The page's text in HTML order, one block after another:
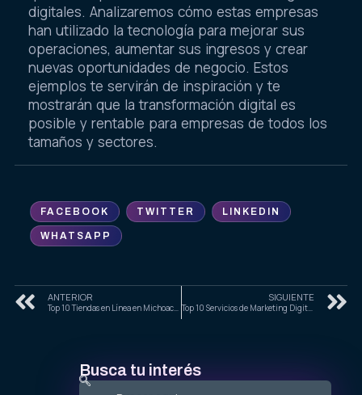
digitales. Analizaremos cómo estas empresas
han utilizado la tecnología para mejorar sus
operaciones, aumentar sus ingresos y crear
nuevas oportunidades de negocio. Estos
ejemplos te servirán de inspiración y te
mostrarán que la transformación digital es
posible y rentable para empresas de todos los
tamaños y sectores.
FACEBOOK TWITTER LINKEDIN
WHATSAPP
ANTERIOR
Top 10 Tiendas en Línea en Michoacán: Guía Completa para E-commerce Local
SIGUIENTE
Top 10 Servicios de Marketing Digital en Morelia para 2025
Busca tu interés